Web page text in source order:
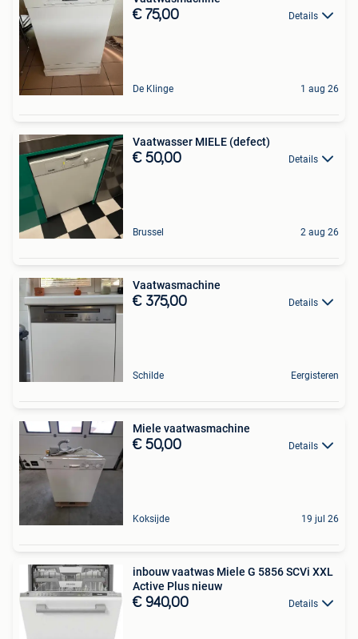
€ 75,00 Details
De Klinge 1 aug 26
Vaatwasser MIELE (defect)
€ 50,00 Details
Brussel 2 aug 26
Vaatwasmachine
€ 375,00 Details
Schilde Eergisteren
Miele vaatwasmachine
€ 50,00 Details
Koksijde 19 jul 26
inbouw vaatwas Miele G 5856 SCVi XXL
Active Plus nieuw
€ 940,00 Details